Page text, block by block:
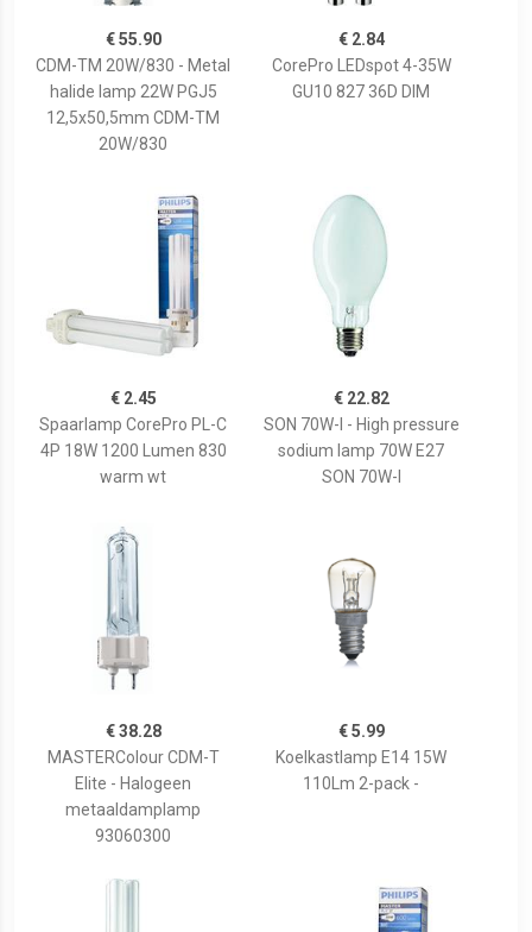
€ 55.90
CDM-TM 20W/830 - Metal
halide lamp 22W PGJ5
12,5x50,5mm CDM-TM
20W/830
€ 2.84
CorePro LEDspot 4-35W
GU10 827 36D DIM
€ 2.45
Spaarlamp CorePro PL-C
4P 18W 1200 Lumen 830
warm wt
€ 22.82
SON 70W-I - High pressure
sodium lamp 70W E27
SON 70W-I
€ 38.28
MASTERColour CDM-T
Elite - Halogeen
metaaldamplamp
93060300
€ 5.99
Koelkastlamp E14 15W
110Lm 2-pack -